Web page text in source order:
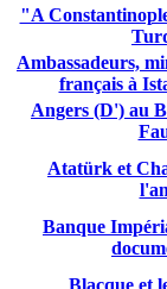
"A
Ambassadeurs,
français à
Angers (D') au
Atatürk et
Banque
Blacque et